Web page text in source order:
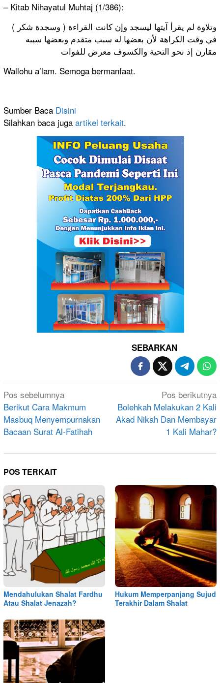
– Kitab Nihayatul Muhtaj (1/386):
( وسجدة شكر ) وتلاوة لم يقرأ آيتها ليسجد وإن كانت القراءة
في وقت الكراهة لأن بعضها له سبب متقدم وبعضها سببه
مقارن إذ نحو التحية والكسوف معرض للفوات
Wallohu a’lam. Semoga bermanfaat.
Sumber Baca Disini
Silahkan baca juga artikel terkait.
SEBARKAN
Navigasi
pos
Pos sebelumnya
Berikut Cara Makmum
Masbuq Menyempurnakan
Bacaan Surat Al-Fatihah
Pos berikutnya
Bolehkah Melakukan 2 Kali
Akad Nikah Dan Membayar
1 Kali Mahar?
POS TERKAIT
Mendahulukan Shalat Fardhu
Atau Shalat Jenazah?
Hukum Memperpanjang Sujud
Terakhir Dalam Shalat